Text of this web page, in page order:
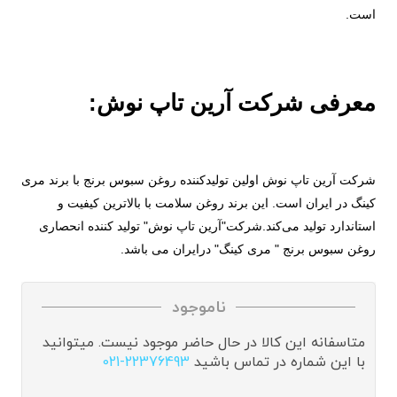
است.
معرفی شرکت آرین تاپ نوش:
شرکت آرین تاپ نوش اولین تولیدکننده روغن‌ سبوس برنج با برند مری
کینگ در ایران است. این برند روغن‌ سلامت با بالاترین کیفیت و
استاندارد تولید می‌کند.شرکت"آرین تاپ نوش" تولید کننده انحصاری
روغن سبوس برنج " مری کینگ" درایران می باشد.
ناموجود
متاسفانه این کالا در حال حاضر موجود نیست. میتوانید
با این شماره در تماس باشید 021-22376493